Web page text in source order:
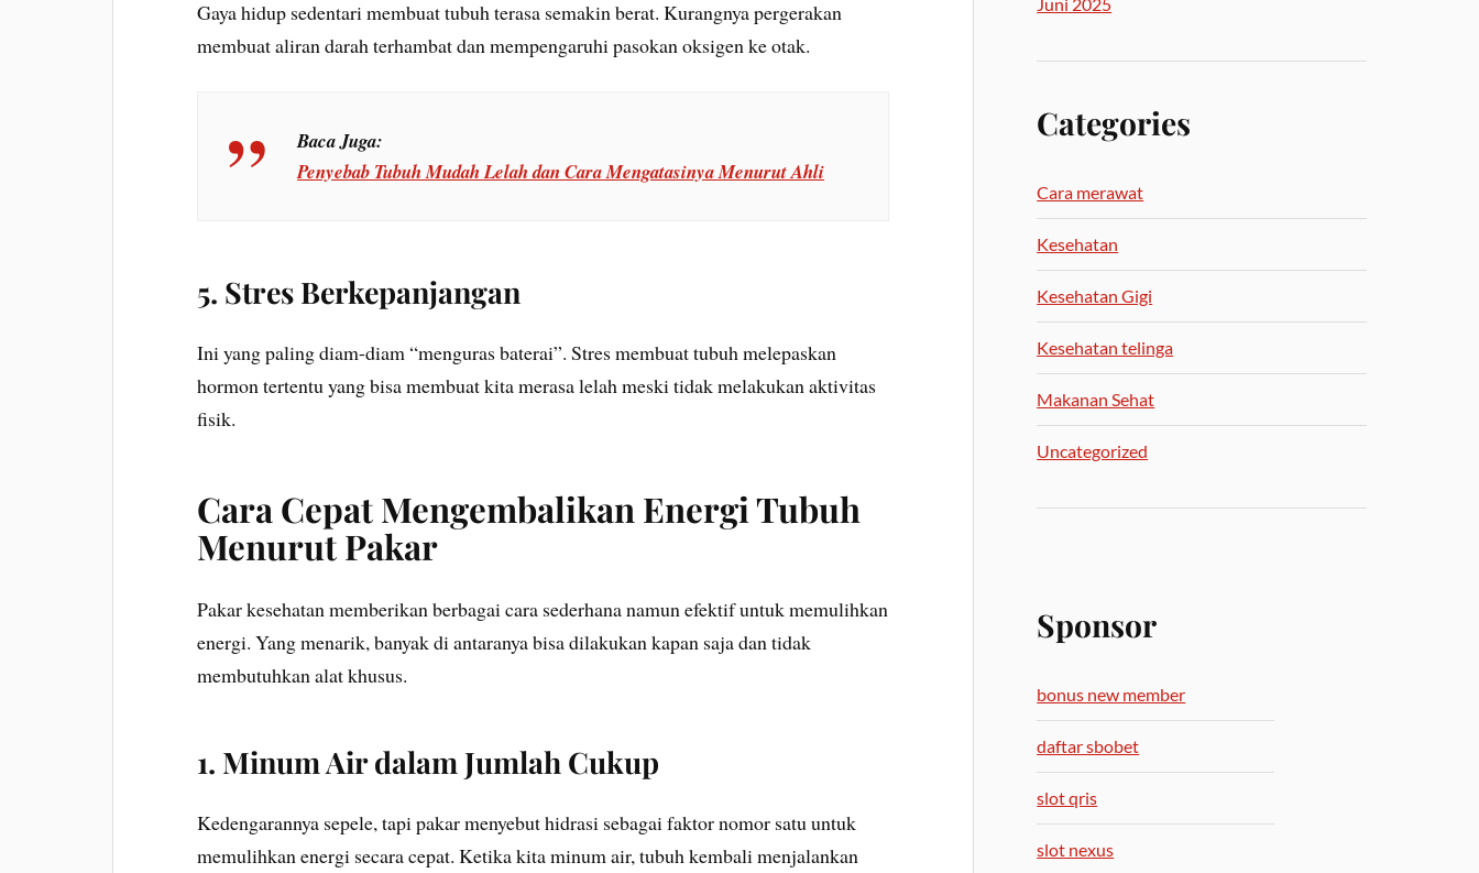
Gaya hidup sedentari membuat tubuh terasa semakin berat. Kurangnya pergerakan
membuat aliran darah terhambat dan mempengaruhi pasokan oksigen ke otak.
Baca Juga:
Penyebab Tubuh Mudah Lelah dan Cara Mengatasinya Menurut Ahli
5. Stres Berkepanjangan
Ini yang paling diam-diam “menguras baterai”. Stres membuat tubuh melepaskan
hormon tertentu yang bisa membuat kita merasa lelah meski tidak melakukan aktivitas
fisik.
Cara Cepat Mengembalikan Energi Tubuh
Menurut Pakar
Pakar kesehatan memberikan berbagai cara sederhana namun efektif untuk memulihkan
energi. Yang menarik, banyak di antaranya bisa dilakukan kapan saja dan tidak
membutuhkan alat khusus.
1. Minum Air dalam Jumlah Cukup
Kedengarannya sepele, tapi pakar menyebut hidrasi sebagai faktor nomor satu untuk
memulihkan energi secara cepat. Ketika kita minum air, tubuh kembali menjalankan
Categories
Cara merawat
Kesehatan
Kesehatan Gigi
Kesehatan telinga
Makanan Sehat
Uncategorized
Sponsor
bonus new member
daftar sbobet
slot qris
slot nexus